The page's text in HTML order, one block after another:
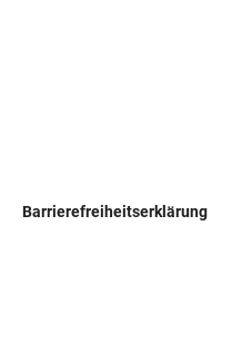
Barrierefreiheitserklärung